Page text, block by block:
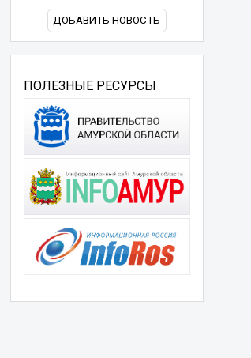
ДОБАВИТЬ НОВОСТЬ
ПОЛЕЗНЫЕ РЕСУРСЫ